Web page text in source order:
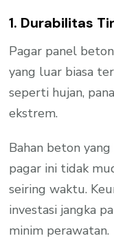
1. Durabilitas
Pagar panel
yang luar biasa
seperti hujan,
ekstrem.
Bahan beton
pagar ini tidak
seiring waktu.
investasi jangka
minim perawatan.